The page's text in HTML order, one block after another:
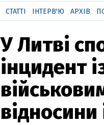
СТАТТІ ІНТЕРВ'Ю АРХІВ
У Литві
інцидент